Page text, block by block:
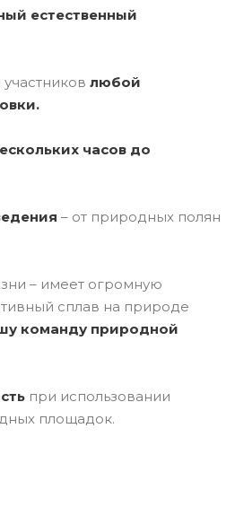
естественный
любой
часов до
– от природных полян
– имеет огромную
сплав на природе
команду природной
при использовании
площадок.